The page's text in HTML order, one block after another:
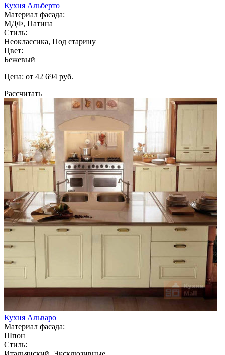
Кухня Альберто
Материал фасада:
МДФ, Патина
Стиль:
Неоклассика, Под старину
Цвет:
Бежевый
Цена: от 42 694 руб.
Рассчитать
Кухня Альваро
Материал фасада:
Шпон
Стиль: